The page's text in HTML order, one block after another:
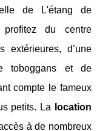
de L'étang de
profitez du centre
extérieures, d’une
toboggans et de
compte le fameux
petits. La
location
à de nombreux